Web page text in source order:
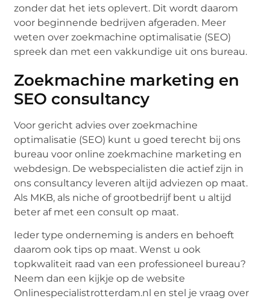
zonder dat het iets oplevert. Dit wordt daarom
voor beginnende bedrijven afgeraden. Meer
weten over zoekmachine optimalisatie (SEO)
spreek dan met een vakkundige uit ons bureau.
Zoekmachine marketing en
SEO consultancy
Voor gericht advies over zoekmachine
optimalisatie (SEO) kunt u goed terecht bij ons
bureau voor online zoekmachine marketing en
webdesign. De webspecialisten die actief zijn in
ons consultancy leveren altijd adviezen op maat.
Als MKB, als niche of grootbedrijf bent u altijd
beter af met een consult op maat.
Ieder type onderneming is anders en behoeft
daarom ook tips op maat. Wenst u ook
topkwaliteit raad van een professioneel bureau?
Neem dan een kijkje op de website
Onlinespecialistrotterdam.nl en stel je vraag over